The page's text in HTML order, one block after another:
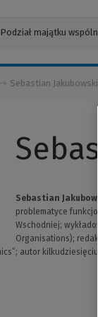
Sebastian Jakubowski
Sebastian
problematyce
Wschodniej;
Organisations);
autor